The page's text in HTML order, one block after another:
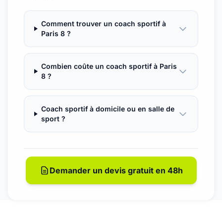
Comment trouver un coach sportif à
Paris 8 ?
Combien coûte un coach sportif à Paris
8 ?
Coach sportif à domicile ou en salle de
sport ?
Demander un devis gratuit en 48h